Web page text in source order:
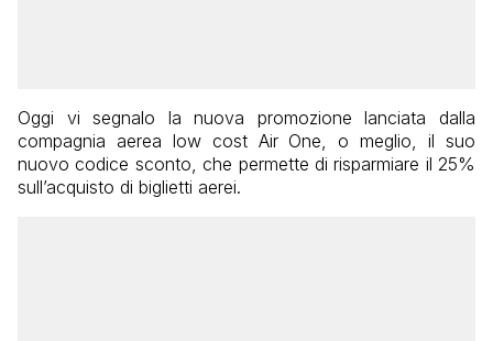
Oggi vi segnalo la nuova promozione lanciata dalla
compagnia aerea low cost Air One, o meglio, il suo
nuovo codice sconto, che permette di risparmiare il 25%
sull’acquisto di biglietti aerei.